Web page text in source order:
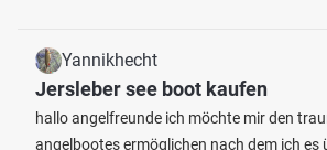
Yannikhecht
Jersleber see boot kaufen
hallo angelfreunde ich möchte mir den
angelbootes ermöglichen nach dem ich es